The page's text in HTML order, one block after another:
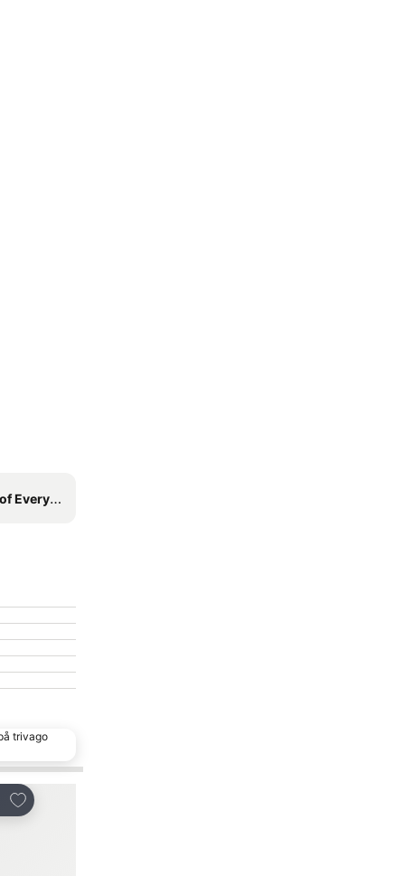
in the GDR
trivago
Lägg till i Mina Favoriter